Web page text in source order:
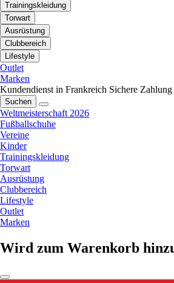
Trainingskleidung
Torwart
Ausrüstung
Clubbereich
Lifestyle
Outlet
Marken
Kundendienst in Frankreich Sichere Zahlung
Suchen
Weltmeisterschaft 2026
Fußballschuhe
Vereine
Kinder
Trainingskleidung
Torwart
Ausrüstung
Clubbereich
Lifestyle
Outlet
Marken
Wird zum Warenkorb